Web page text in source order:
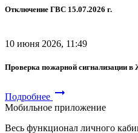
Отключение ГВС 15.07.2026 г.
10 июня 2026, 11:49
Проверка пожарной сигнализации
Подробнее arrow_right_alt
Мобильное приложение
Весь функционал личного